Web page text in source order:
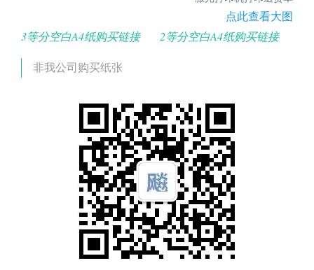
点此查看大图
3等分空白A4纸购买链接 2等分空白A4纸购买链接
非我公司购买纸张